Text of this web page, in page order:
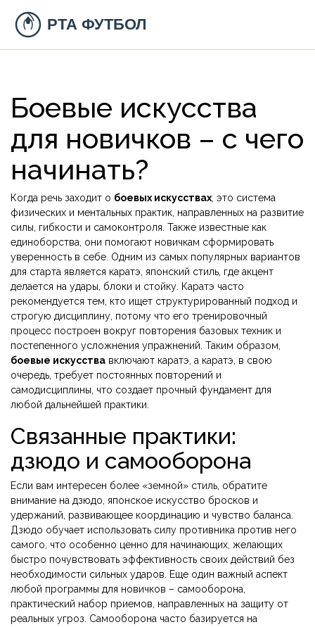
Боевые искусства
для новичков – с чего
начинать?
Когда речь заходит о боевых искусствах это система
физических и ментальных практик, направленных на развитие
силы, гибкости и самоконтроля . Также известные как
единоборства , они помогают новичкам сформировать
уверенность в себе. Одним из самых популярных вариантов
для стартa является каратэ японский стиль, где акцент
делается на удары, блоки и стойку . Каратэ часто
рекомендуется тем, кто ищет структурированный подход и
строгую дисциплину, потому что его тренировочный
процесс построен вокруг повторения базовых техник и
постепенного усложнения упражнений. Таким образом,
боевые искусства включают каратэ, а каратэ, в свою
очередь, требует постоянных повторений и
самодисциплины, что создает прочный фундамент для
любой дальнейшей практики.
Связанные практики:
дзюдо и самооборона
Если вам интересен более «земной» стиль, обратите
внимание на дзюдо японское искусство бросков и
удержаний, развивающее координацию и чувство баланса
Дзюдо обучает использовать силу противника против него
самого, что особенно ценно для начинающих, желающих
быстро почувствовать эффективность своих действий без
необходимости сильных ударов. Еще один важный аспект
любой программы для новичков – самооборона
практический набор приемов, направленных на защиту от
реальных угроз . Самооборона часто базируется на